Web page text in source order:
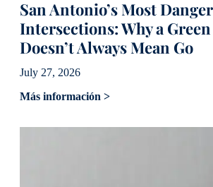
San Antonio’s Most
Intersections: Why a
Doesn’t Always Mean Go
July 27, 2026
Más información >